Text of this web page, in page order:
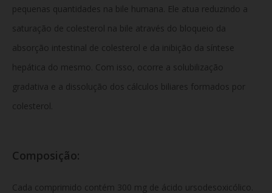
pequenas quantidades na bile humana. Ele atua reduzindo a
saturação de colesterol na bile através do bloqueio da
absorção intestinal de colesterol e da inibição da síntese
hepática do mesmo. Com isso, ocorre a solubilização
gradativa e a dissolução dos cálculos biliares formados por
colesterol.
Composição:
Cada comprimido contém 300 mg de ácido ursodesoxicólico.